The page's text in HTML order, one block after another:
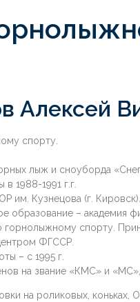
Алексей
спорту.
лыж и сноуборда
1988-1991 г.г.
им. Кузнецова (г. Кировск).
образование – академия
горнолыжному спорту.
ФГССР.
– с 1995 г.
на звание «КМС» и
на роликовых,